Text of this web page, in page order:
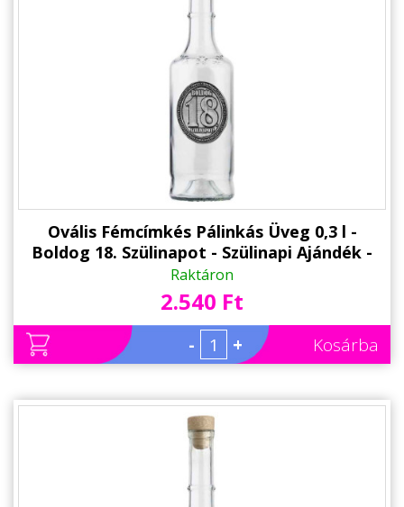
Ovális Fémcímkés Pálinkás Üveg 0,3 l -
Boldog 18. Szülinapot - Szülinapi Ajándék -
Ajándék 18. Születésnapra
Raktáron
2.540 Ft
- + Kosárba